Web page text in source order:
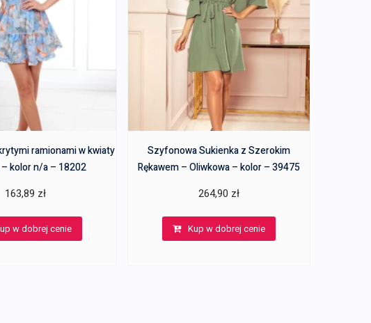
ramionami w kwiaty
– kolor n/a – 18202
163,89 zł
w dobrej cenie
Szyfonowa Sukienka z Szerokim
Rękawem – Oliwkowa – kolor – 39475
264,90 zł
Kup w dobrej cenie